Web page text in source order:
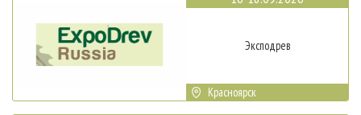
Эксподрев
Красноярск